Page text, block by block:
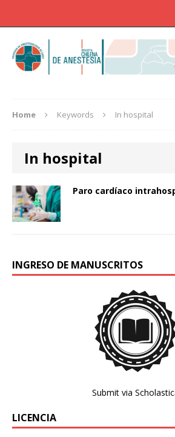
Home Keywords In hospital
In hospital
Paro cardíaco
INGRESO DE MANUSCRITOS
Submit via
LICENCIA